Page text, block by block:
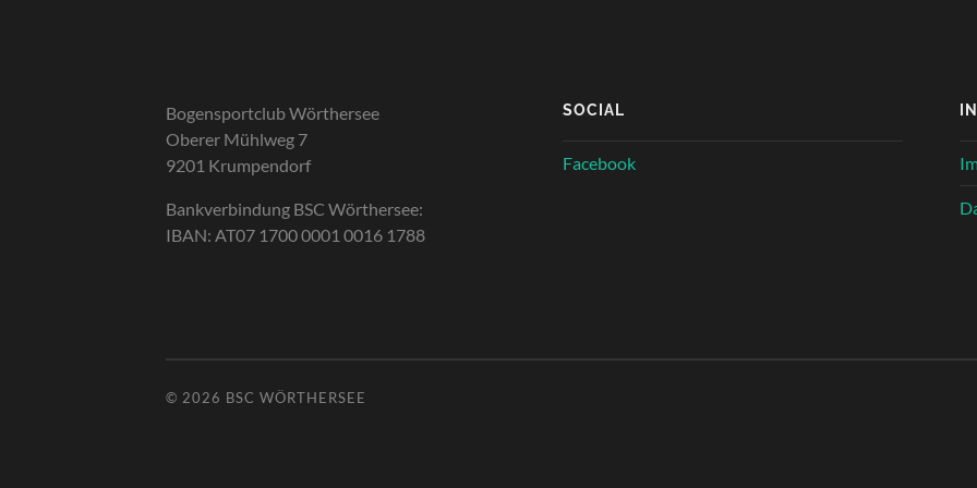
Bogensportclub Wörthersee
Oberer Mühlweg 7
9201 Krumpendorf
Bankverbindung BSC Wörthersee:
IBAN: AT07 1700 0001 0016 1788
SOCIAL
Facebook
© 2026 BSC WÖRTHERSEE